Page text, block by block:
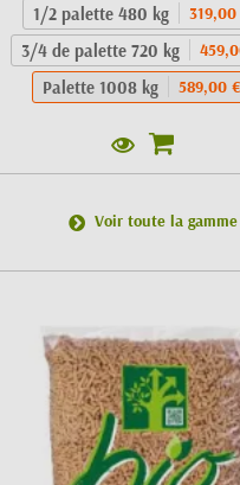
1/2 palette 480 kg
3/4 de palette 720 kg
Palette 1008 kg 589,00 €
Voir toute la